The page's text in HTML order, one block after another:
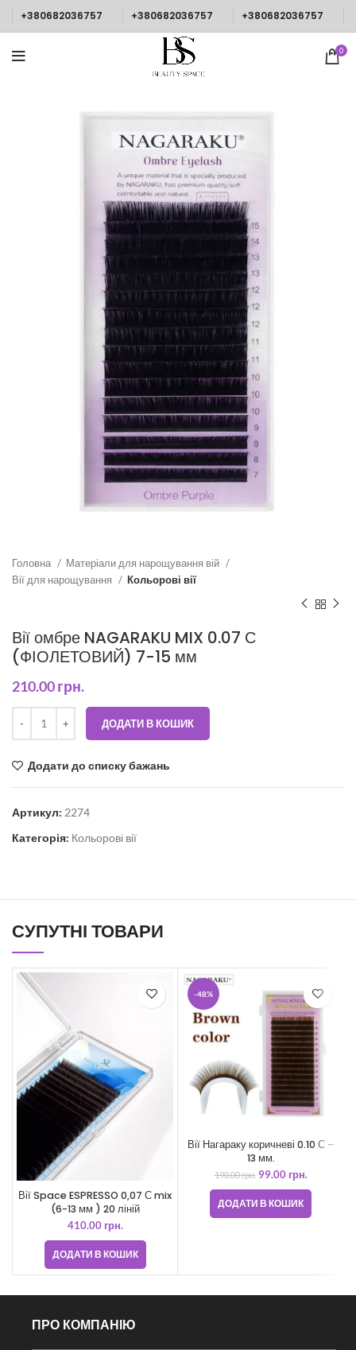
+380682036757 +380682036757 +380682036757
0
Головна
Матеріали для нарощування вій
Вії для нарощування
Кольорові вії
Вії омбре NAGARAKU MIX 0.07 С
(ФІОЛЕТОВИЙ) 7-15 мм
210.00грн.
ДОДАТИ В КОШИК
Додати до списку бажань
Артикул: 2274
Категорія: Кольорові вії
СУПУТНІ ТОВАРИ
Вії Space ESPRESSO 0,07 С mix
(6-13 мм ) 20 ліній
410.00 грн.
ДОДАТИ В КОШИК
-48%
Вії Нагараку коричневі 0.10 С –
13 мм.
190.00грн. 99.00 грн.
ДОДАТИ В КОШИК
ПРО КОМПАНІЮ